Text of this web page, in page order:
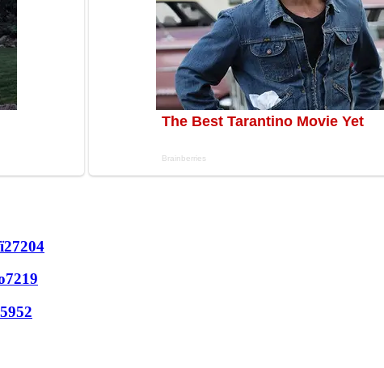
27204
7219
5952